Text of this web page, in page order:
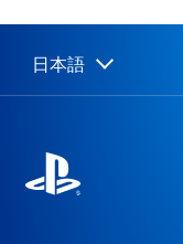
日:
Select
a
Current
region:
日本語